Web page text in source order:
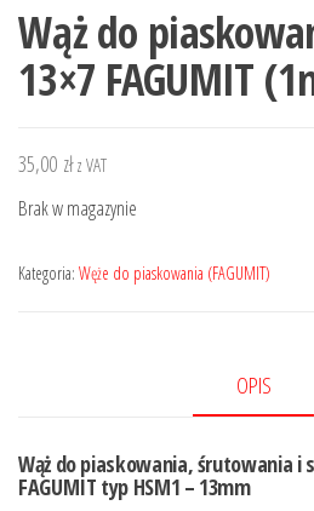
Wąż do
13×7 FAGUMIT
35,00 zł z VAT
Brak w magazynie
Kategoria: Węże do piaskowania (FAGUMIT)
OPIS
Wąż do piaskowania, śrutowania i
FAGUMIT typ HSM1 – 13mm